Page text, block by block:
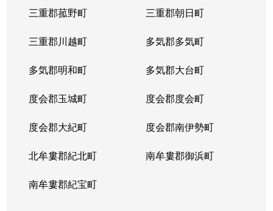
三重郡菰野町 三重郡朝日町
三重郡川越町 多気郡多気町
多気郡明和町 多気郡大台町
度会郡玉城町 度会郡度会町
度会郡大紀町 度会郡南伊勢町
北牟婁郡紀北町 南牟婁郡御浜町
南牟婁郡紀宝町